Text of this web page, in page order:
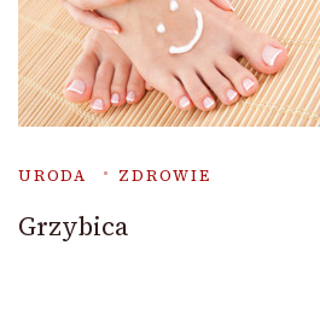
URODA ZDROWIE
Grzybica